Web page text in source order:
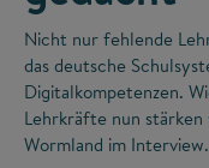
Nicht nur fehlende
das deutsche
Digitalkompetenzen.
Lehrkräfte nun
Wormland im Interview.